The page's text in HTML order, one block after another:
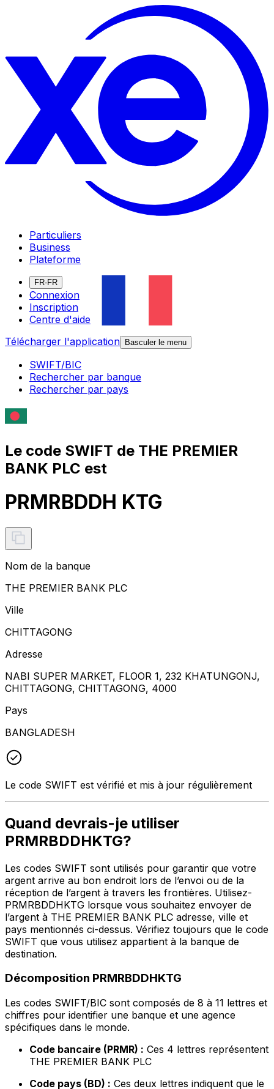
Particuliers
Business
Plateforme
FR-FR
Connexion
Inscription
Centre d'aide
Télécharger l'application
Basculer le menu
SWIFT/BIC
Rechercher par banque
Rechercher par pays
Le code SWIFT de THE PREMIER
BANK PLC est
PRMRBDDH KTG
Nom de la banque
THE PREMIER BANK PLC
Ville
CHITTAGONG
Adresse
NABI SUPER MARKET, FLOOR 1, 232 KHATUNGONJ,
CHITTAGONG, CHITTAGONG, 4000
Pays
BANGLADESH
Le code SWIFT est vérifié et mis à jour régulièrement
Quand devrais-je utiliser
PRMRBDDHKTG?
Les codes SWIFT sont utilisés pour garantir que votre
argent arrive au bon endroit lors de l’envoi ou de la
réception de l’argent à travers les frontières. Utilisez-
PRMRBDDHKTG lorsque vous souhaitez envoyer de
l’argent à THE PREMIER BANK PLC adresse, ville et
pays mentionnés ci-dessus. Vérifiez toujours que le code
SWIFT que vous utilisez appartient à la banque de
destination.
Décomposition PRMRBDDHKTG
Les codes SWIFT/BIC sont composés de 8 à 11 lettres et
chiffres pour identifier une banque et une agence
spécifiques dans le monde.
Code bancaire (PRMR) : Ces 4 lettres représentent
THE PREMIER BANK PLC
Code pays (BD) : Ces deux lettres indiquent que le